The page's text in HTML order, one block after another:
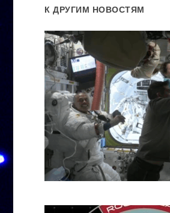
К ДРУГИМ НОВОСТЯМ